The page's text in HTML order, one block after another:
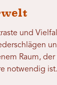
und
Raum,
notwendig ist.